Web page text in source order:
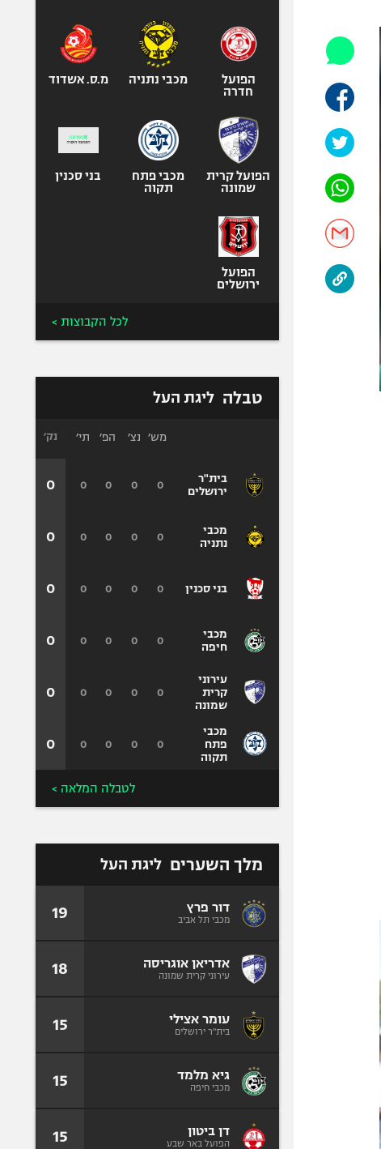
אופניים
ספורט מוטורי
כדורמים
בייסבול MLB
ספורט אתגרי
אומנויות לחימה
הפועל
חדרה
מכבי נתניה מ.ס. אשדוד
הפועל קרית
שמונה
מכבי פתח
תקוה
בני סכנין
הפועל
ירושלים
לכל הקבוצות >
טבלה ליגת העל
בית"ר
ירושלים
מכבי
נתניה
בני סכנין
מכבי
חיפה
עירוני
קרית
שמונה
מכבי
פתח
תקוה
מש׳ נצ׳ הפ׳ תי׳
0
0
0
0
0
0
0
0
0
0
0
0
0
0
0
0
0
0
0
0
0
0
0
0
נק׳
0
0
0
0
0
0
לטבלה המלאה >
מלך השערים ליגת העל
דור פרץ
מכבי תל אביב 19
אדריאן אוגריסה
עירוני קרית שמונה 18
עומר אצילי
בית"ר ירושלים 15
גיא מלמד
מכבי חיפה 15
דן ביטון
הפועל באר שבע 15